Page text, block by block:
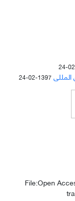
المللی 1397-02-24